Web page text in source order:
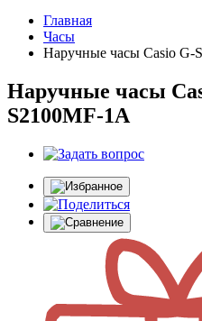
Главная
Часы
Наручные часы Casio G-
Наручные часы
S2100MF-1A